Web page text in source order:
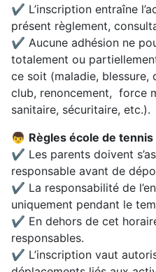
✔ L’inscription entraîne
présent règlement,
✔ Aucune adhésion ne
totalement ou
ce soit (maladie, blessure,
club, renoncement, force
sanitaire, sécuritaire, etc.).
👦 Règles école de tennis
✔ Les parents doivent
responsable avant de
✔ La responsabilité de
uniquement pendant le
✔ En dehors de cet
responsables.
✔ L’inscription vaut